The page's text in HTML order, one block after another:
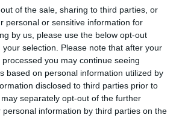
of the sale, sharing to third parties, or
personal or sensitive information for
by us, please use the below opt-out
selection. Please note that after your
you may continue seeing
based on personal information utilized by
disclosed to third parties prior to
separately opt-out of the further
personal information by third parties on the
τη δημοσίευση στο Instagram.